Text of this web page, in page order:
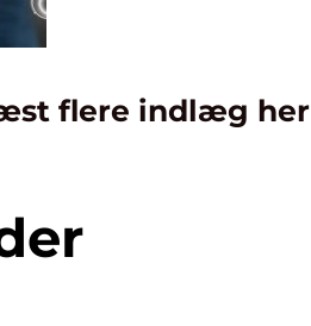
flere indlæg her